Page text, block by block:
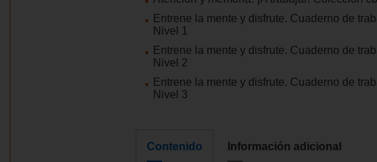
Entrene la mente y disfrute. Cuaderno de
Nivel 1
Entrene la mente y disfrute. Cuaderno de
Nivel 2
Entrene la mente y disfrute. Cuaderno de
Nivel 3
Contenido Información adicional